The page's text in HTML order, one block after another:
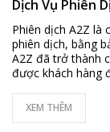
Dịch Vụ Phiên
Phiên dịch A2Z là
phiên dịch, bằng
A2Z đã trở thành
được khách hàng
XEM THÊM